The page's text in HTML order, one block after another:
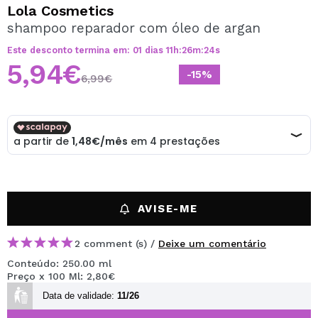
Ao criar uma conta no Maquibeauty.pt pode fazer as suas
compras rapidamente, verificar o estado das suas
Lola Cosmetics
shampoo reparador com óleo de argan
Este desconto termina em: 01 dias 11 h:26m:24s
-15%
5,94€6,99€
AVISE-ME
2 comment (s) / Deixe um comentário
Conteúdo: 250.00 ml
Preço x 100 Ml: 2,80€
Data de validade: 11/26